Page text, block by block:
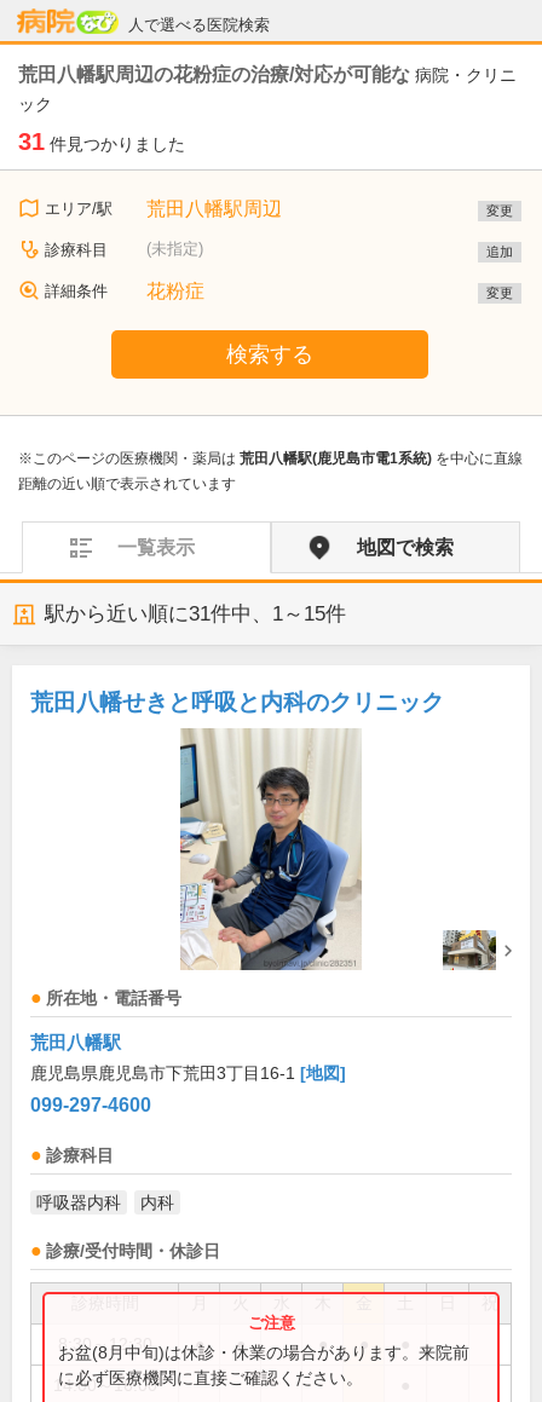
人で選べる医院検索
病院なび
荒田八幡駅周辺の花粉症の治療/対応が可能な 病院・クリニ
ック
31 件見つかりました
エリア/駅 荒田八幡駅周辺 変更
診療科目 (未指定) 追加
詳細条件 花粉症 変更
検索する
※このページの医療機関・薬局は 荒田八幡駅(鹿児島市電1系統) を中心に直線
距離の近い順で表示されています
一覧表示 地図で検索
駅から近い順に31件中、 1～15件
荒田八幡せきと呼吸と内科のクリニック
所在地・電話番号
荒田八幡駅
鹿児島県鹿児島市下荒田3丁目16-1 [地図]
099-297-4600
診療科目
呼吸器内科 内科
診療/受付時間・休診日
祝
8:30～12:30 ● ● ● ●
14:00～16:00
お盆(8月中旬)は休診・休業の場合があります。来院前
に必ず医療機関に直接ご確認ください。